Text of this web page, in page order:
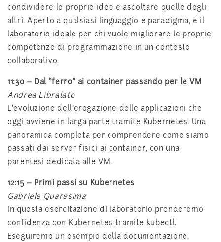
condividere le proprie idee e ascoltare quelle degli
altri. Aperto a qualsiasi linguaggio e paradigma, è il
laboratorio ideale per chi vuole migliorare le proprie
competenze di programmazione in un contesto
collaborativo.
11:30 – Dal “ferro” ai container passando per le VM
Andrea Libralato
L’evoluzione dell’erogazione delle applicazioni che
oggi avviene in larga parte tramite Kubernetes. Una
panoramica completa per comprendere come siamo
passati dai server fisici ai container, con una
parentesi dedicata alle VM.
12:15 – Primi passi su Kubernetes
Gabriele Quaresima
In questa esercitazione di laboratorio prenderemo
confidenza con Kubernetes tramite kubectl.
Eseguiremo un esempio della documentazione,